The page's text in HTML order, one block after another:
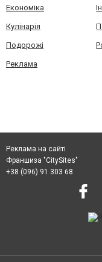
Економіка
Кулінарія
Подорожі
Реклама
Реклама на сайті
Франшиза "CitySites"
+38 (096) 91 303 68